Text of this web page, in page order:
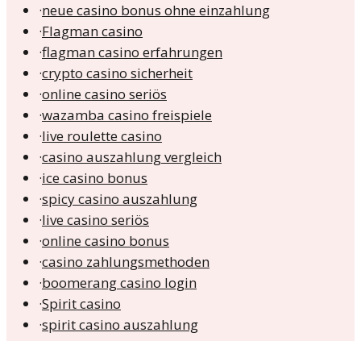
·neue casino bonus ohne einzahlung
·Flagman casino
·flagman casino erfahrungen
·crypto casino sicherheit
·online casino seriös
·wazamba casino freispiele
·live roulette casino
·casino auszahlung vergleich
·ice casino bonus
·spicy casino auszahlung
·live casino seriös
·online casino bonus
·casino zahlungsmethoden
·boomerang casino login
·Spirit casino
·spirit casino auszahlung